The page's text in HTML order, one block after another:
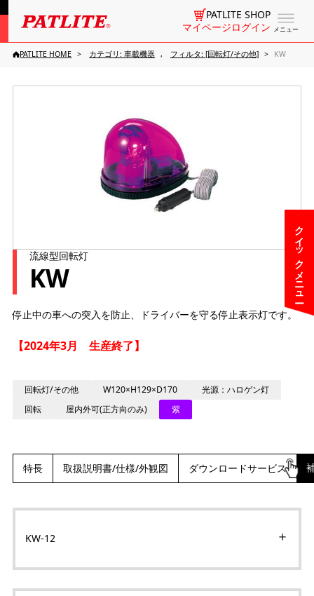
メニュー
PATLITE SHOP
マイページログイン
クイックメニュー
PATLITE HOME カテゴリ: 車載機器 フィルタ: [回転灯/その他] KW
流線型回転灯
KW
停止中の車への突入を防止、ドライバーを守る停止表示灯です。
【2024年3月 生産終了】
回転灯/その他 W120×H129×D170
光源：ハロゲン灯
回転
屋内外可(正方向のみ) 紫
特長 取扱説明書/仕様/外観図 ダウンロードサービス
KW-12